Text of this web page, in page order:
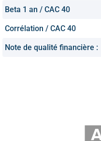
Beta 1 an / CAC 40
Corrélation / CAC 40
Note de qualité financière :